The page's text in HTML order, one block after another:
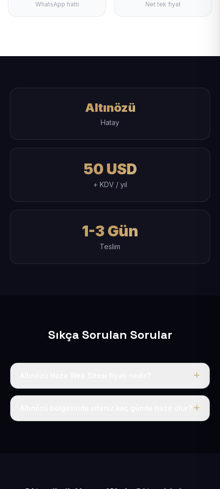
WhatsApp hattı
Net tek fiyat
Altınözü
Hatay
50 USD
+ KDV / yıl
1-3 Gün
Teslim
Sıkça Sorulan Sorular
Tek fiyat uygulanır: yıllık 50 USD + KDV. Bu bedele alan